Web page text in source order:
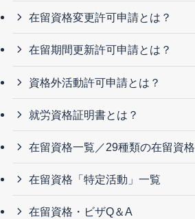
在留資格変更許可申請とは？
在留期間更新許可申請とは？
資格外活動許可申請とは？
就労資格証明書とは？
在留資格一覧／29種類の在留資格
在留資格「特定活動」一覧
在留資格・ビザQ＆A